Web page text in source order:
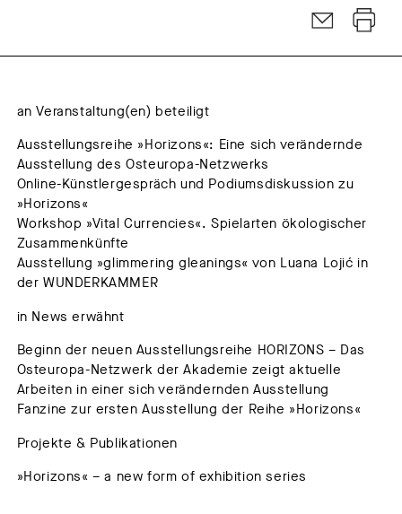
an Veranstaltung(en) beteiligt
Ausstellungsreihe »Horizons«: Eine sich verändernde
Ausstellung des Osteuropa-Netzwerks
Online-Künstlergespräch und Podiumsdiskussion zu
»Horizons«
Workshop »Vital Currencies«. Spielarten ökologischer
Zusammenkünfte
Ausstellung »glimmering gleanings« von Luana Lojić in
der WUNDERKAMMER
in News erwähnt
Beginn der neuen Ausstellungsreihe HORIZONS – Das
Osteuropa-Netzwerk der Akademie zeigt aktuelle
Arbeiten in einer sich verändernden Ausstellung
Fanzine zur ersten Ausstellung der Reihe »Horizons«
Projekte & Publikationen
»Horizons« – a new form of exhibition series